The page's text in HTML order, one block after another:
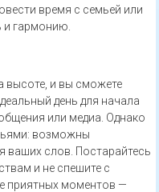
время с семьей или
и гармонию.
высоте, и вы сможете
день для начала
или медиа. Однако
возможны
ваших слов. Постарайтесь
и не спешите с
приятных моментов —